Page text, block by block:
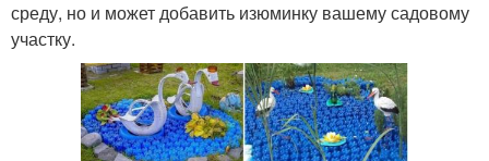
среду, но и может добавить изюминку вашему садовому
участку.